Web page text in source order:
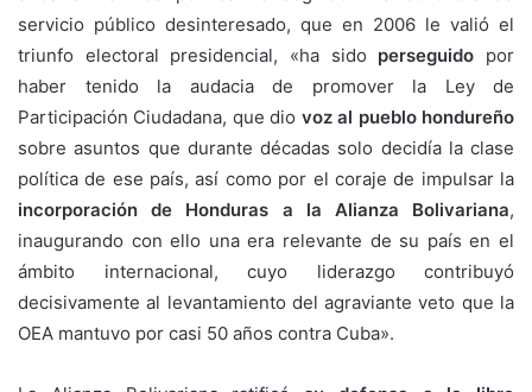
servicio público desinteresado, que en 2006 le valió el
triunfo electoral presidencial, «ha sido perseguido por
haber tenido la audacia de promover la Ley de
Participación Ciudadana, que dio voz al pueblo hondureño
sobre asuntos que durante décadas solo decidía la clase
política de ese país, así como por el coraje de impulsar la
incorporación de Honduras a la Alianza Bolivariana,
inaugurando con ello una era relevante de su país en el
ámbito internacional, cuyo liderazgo contribuyó
decisivamente al levantamiento del agraviante veto que la
OEA mantuvo por casi 50 años contra Cuba».